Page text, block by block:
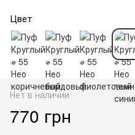
Цвет
Нет в наличии
770 грн